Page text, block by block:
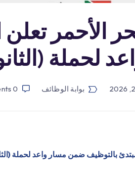
الأحمر
لحملة
بوابة الوظائف 0
Comments
بالتوظيف ضمن مسار واعد لحملة